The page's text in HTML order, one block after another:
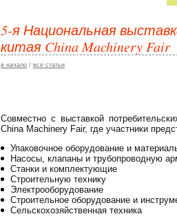
5-я Национальная
китая China Machinery Fair
в начало / все статьи
Совместно с выставкой
China Machinery Fair, где участники
Упаковочное оборудование и
Насосы, клапаны и трубопроводную
Станки и комплектующие
Строительную технику
Электрооборудование
Строительное оборудование и
Сельскохозяйственная техника